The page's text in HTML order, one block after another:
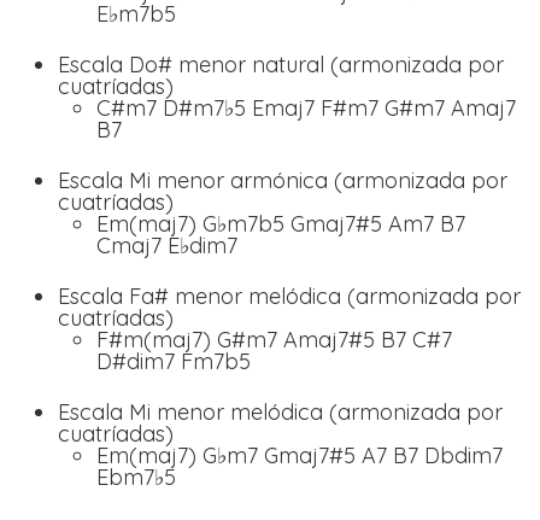
E♭m7b5
Escala Do# menor natural (armonizada por
cuatríadas)
C#m7 D#m7♭5 Emaj7 F#m7 G#m7 Amaj7
B7
Escala Mi menor armónica (armonizada por
cuatríadas)
Em(maj7) G♭m7b5 Gmaj7#5 Am7 B7
Cmaj7 E♭dim7
Escala Fa# menor melódica (armonizada por
cuatríadas)
F#m(maj7) G#m7 Amaj7#5 B7 C#7
D#dim7 Fm7b5
Escala Mi menor melódica (armonizada por
cuatríadas)
Em(maj7) G♭m7 Gmaj7#5 A7 B7 Dbdim7
Ebm7♭5